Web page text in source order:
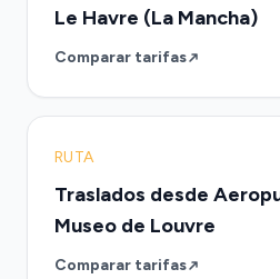
Le Havre (La Mancha)
Comparar tarifas
RUTA
Traslados desde
Museo de Louvre
Comparar tarifas